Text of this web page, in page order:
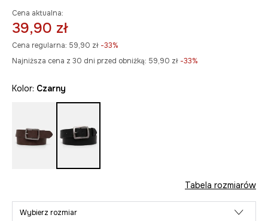
Cena aktualna:
39,90 zł
Cena regularna: 59,90 zł -33%
Najniższa cena z 30 dni przed obniżką: 59,90 zł -33%
Kolor: czarny
Tabela rozmiarów
Wybierz rozmiar